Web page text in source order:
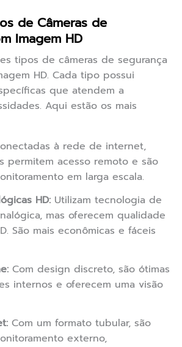
de Câmeras de
Imagem HD
tipos de câmeras de segurança
HD. Cada tipo possui
que atendem a
Aqui estão os mais
à rede de internet,
permitem acesso remoto e são
em larga escala.
HD: Utilizam tecnologia de
mas oferecem qualidade
São mais econômicas e fáceis
Com design discreto, são ótimas
internos e oferecem uma visão
Com um formato tubular, são
externo,